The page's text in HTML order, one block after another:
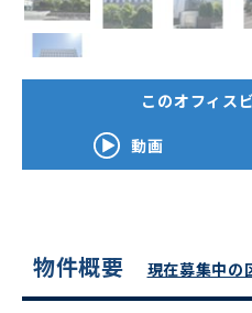
このオフィス
動画
物件概要 現在募集中